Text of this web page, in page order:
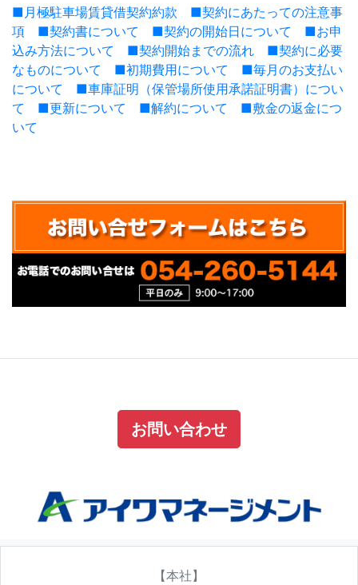
■月極駐車場賃貸借契約約款
■契約にあたっての注意事
項
■契約書について ■契約の開始日について
■お申
込み方法について
■契約開始までの流れ
■契約に必要
なものについて
■初期費用について
■毎月のお支払い
について
■車庫証明（保管場所使用承諾証明書）につい
て
■更新について ■解約について
■敷金の返金につ
いて
お問い合わせ
【本社】